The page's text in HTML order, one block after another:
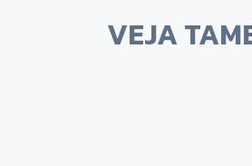
VEJA